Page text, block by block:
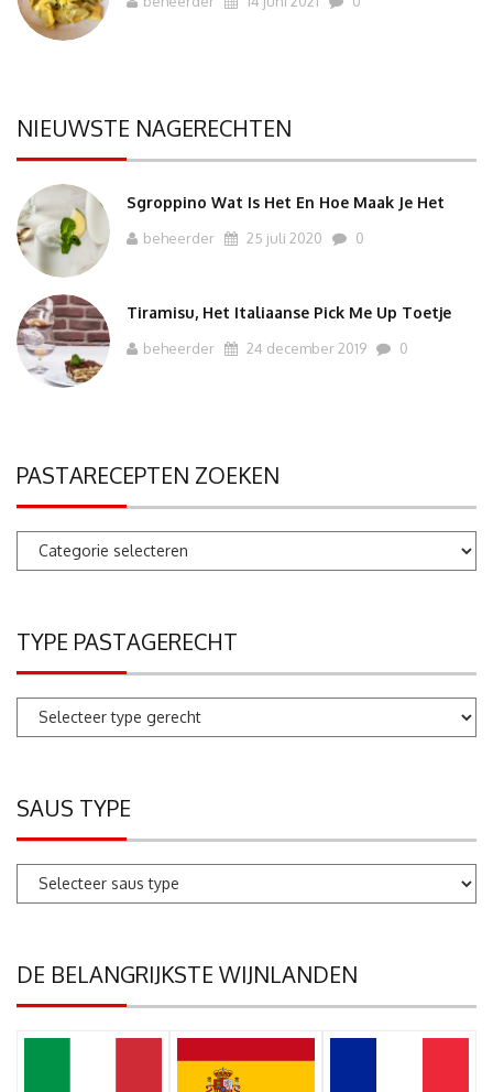
NIEUWSTE NAGERECHTEN
Sgroppino Wat Is Het En Hoe Maak Je Het
beheerder 25 juli 2020 0
Tiramisu, Het Italiaanse Pick Me Up Toetje
beheerder 24 december 2019 0
PASTARECEPTEN ZOEKEN
Pastarecepten
zoeken
TYPE PASTAGERECHT
SAUS TYPE
DE BELANGRIJKSTE WIJNLANDEN